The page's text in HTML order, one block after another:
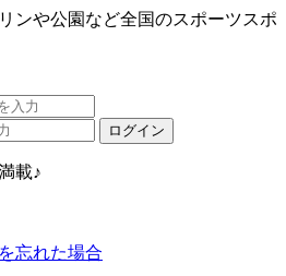
ンや公園など全国のスポーツスポ
ログイン
載♪
忘れた場合